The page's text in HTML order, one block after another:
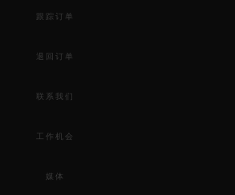
跟踪订单
退回订单
联系我们
工作机会
媒体